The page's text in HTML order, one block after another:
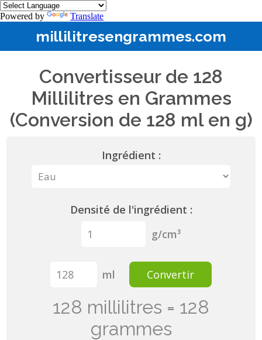
Powered by Translate
millilitresengrammes.com
Convertisseur de 128
Millilitres en Grammes
(Conversion de 128 ml en g)
Ingrédient :
Densité de l'ingrédient :
g/cm³
ml Convertir
128 millilitres = 128
grammes